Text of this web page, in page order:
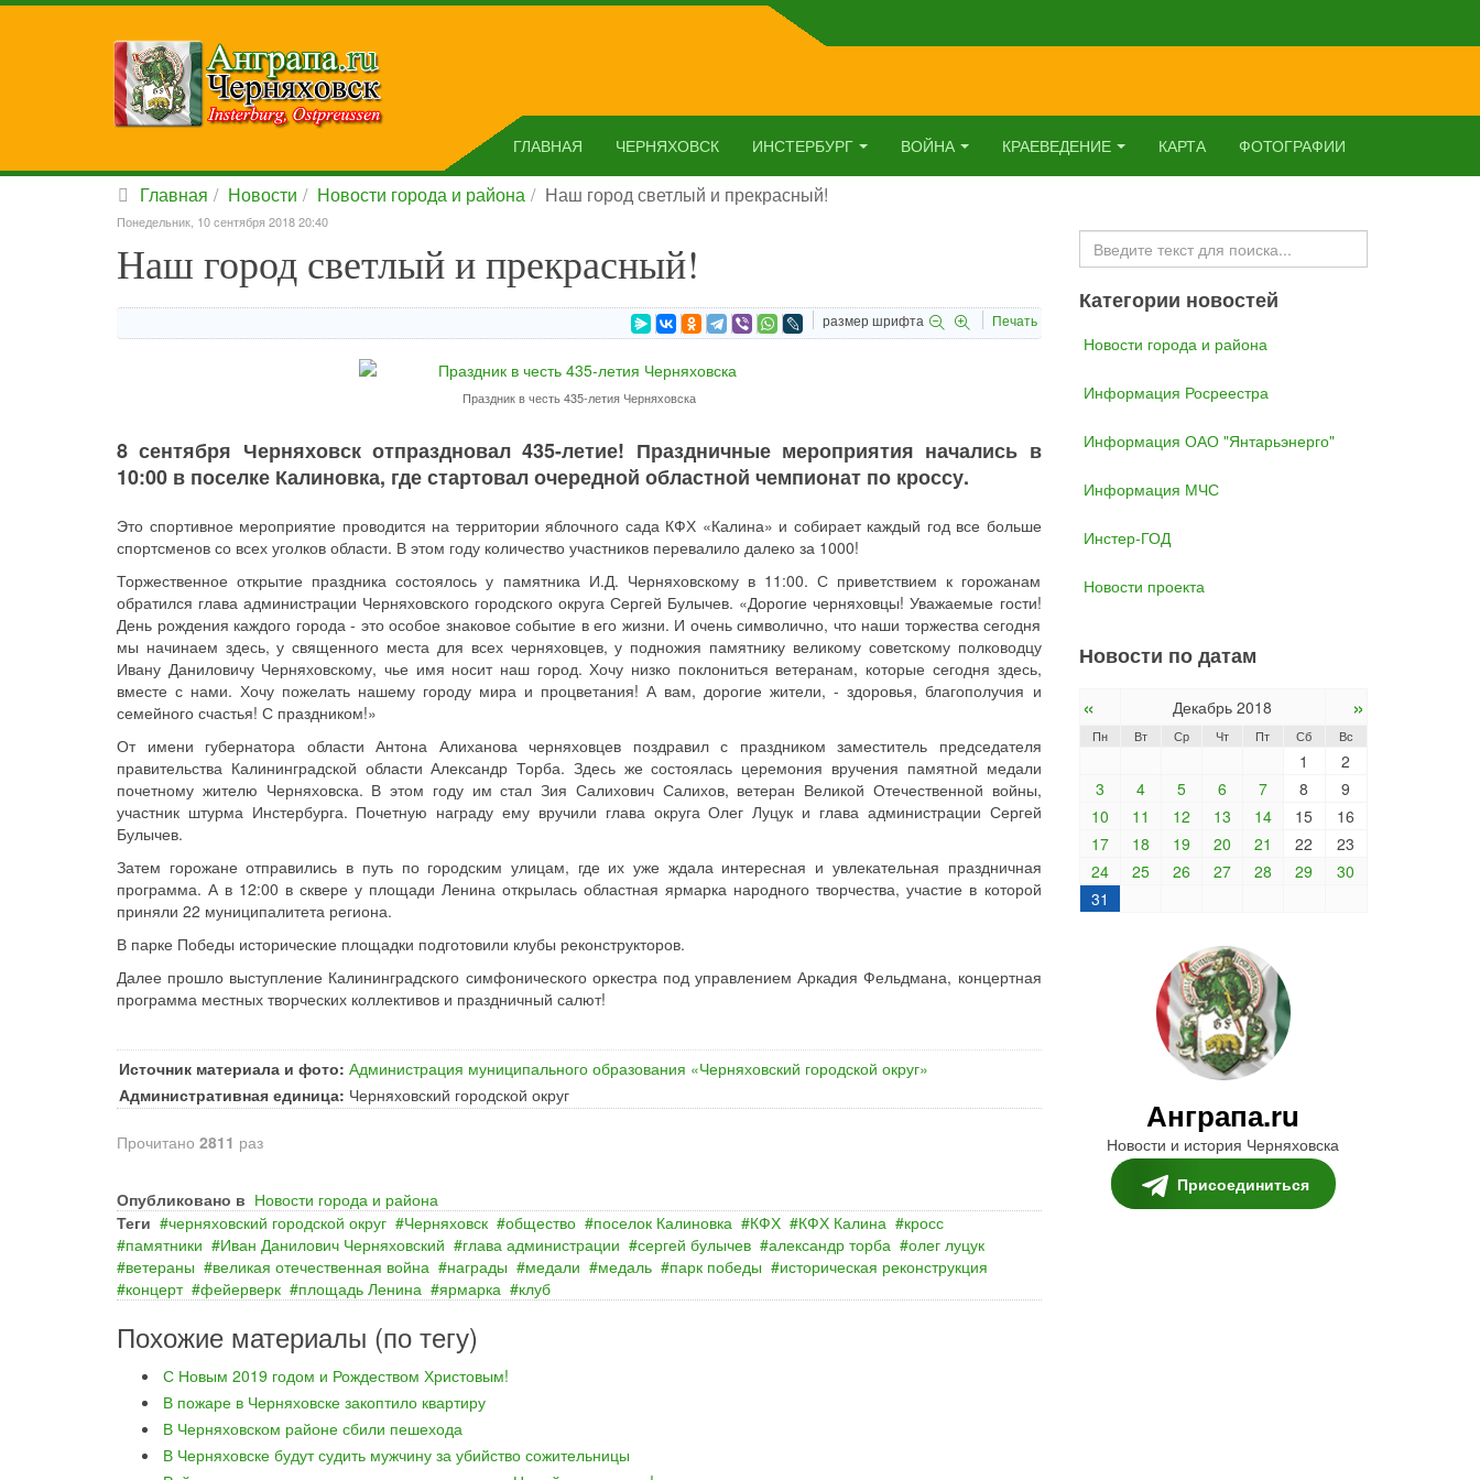
ГЛАВНАЯ ЧЕРНЯХОВСК ИНСТЕРБУРГ ВОЙНА КРАЕВЕДЕНИЕ КАРТА ФОТОГРАФИИ
Главная Новости Новости города и района Наш город светлый и прекрасный!
Понедельник, 10 сентября 2018 20:40
Наш город светлый и прекрасный!
размер шрифта Печать
Праздник в честь 435-летия Черняховска
8 сентября Черняховск отпраздновал 435-летие! Праздничные мероприятия начались в
10:00 в поселке Калиновка, где стартовал очередной областной чемпионат по кроссу.
Это спортивное мероприятие проводится на территории яблочного сада КФХ «Калина» и собирает каждый год все больше
спортсменов со всех уголков области. В этом году количество участников перевалило далеко за 1000!
Торжественное открытие праздника состоялось у памятника И.Д. Черняховскому в 11:00. С приветствием к горожанам
обратился глава администрации Черняховского городского округа Сергей Булычев. «Дорогие черняховцы! Уважаемые гости!
День рождения каждого города - это особое знаковое событие в его жизни. И очень символично, что наши торжества сегодня
мы начинаем здесь, у священного места для всех черняховцев, у подножия памятнику великому советскому полководцу
Ивану Даниловичу Черняховскому, чье имя носит наш город. Хочу низко поклониться ветеранам, которые сегодня здесь,
вместе с нами. Хочу пожелать нашему городу мира и процветания! А вам, дорогие жители, - здоровья, благополучия и
семейного счастья! С праздником!»
От имени губернатора области Антона Алиханова черняховцев поздравил с праздником заместитель председателя
правительства Калининградской области Александр Торба. Здесь же состоялась церемония вручения памятной медали
почетному жителю Черняховска. В этом году им стал Зия Салихович Салихов, ветеран Великой Отечественной войны,
участник штурма Инстербурга. Почетную награду ему вручили глава округа Олег Луцук и глава администрации Сергей
Булычев.
Затем горожане отправились в путь по городским улицам, где их уже ждала интересная и увлекательная праздничная
программа. А в 12:00 в сквере у площади Ленина открылась областная ярмарка народного творчества, участие в которой
приняли 22 муниципалитета региона.
В парке Победы исторические площадки подготовили клубы реконструкторов.
Далее прошло выступление Калининградского симфонического оркестра под управлением Аркадия Фельдмана, концертная
программа местных творческих коллективов и праздничный салют!
Источник материала и фото: Администрация муниципального образования «Черняховский городской округ»
Административная единица: Черняховский городской округ
Прочитано 2811 раз
Опубликовано в Новости города и района
Теги
черняховский городской округ Черняховск общество поселок Калиновка КФХ КФХ Калина
кросс
памятники
Иван Данилович Черняховский глава администрации сергей булычев александр торба
олег луцук
ветераны
великая отечественная война награды медали медаль парк победы
историческая реконструкция
концерт
фейерверк площадь Ленина ярмарка клуб
Похожие материалы (по тегу)
С Новым 2019 годом и Рождеством Христовым!
В пожаре в Черняховске закоптило квартиру
В Черняховском районе сбили пешехода
В Черняховске будут судить мужчину за убийство сожительницы
Искать...
Категории новостей
Новости города и района
Информация Росреестра
Информация ОАО "Янтарьэнерго"
Информация МЧС
Инстер-ГОД
Новости проекта
Новости по датам
« Декабрь 2018 »
Пн Вт Ср Чт Пт Сб Вс
1
2
3
4 5 6 7 8
9
10
11 12 13 14 15
16
17
18 19 20 21 22
23
24
25 26 27 28 29
30
31
Анграпа.ru
Новости и история Черняховска
Присоединиться